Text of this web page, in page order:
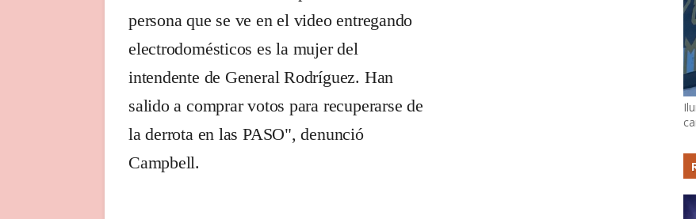
persona que se ve en el video entregando
electrodomésticos es la mujer del
intendente de General Rodríguez. Han
salido a comprar votos para recuperarse de
la derrota en las PASO", denunció
Campbell.